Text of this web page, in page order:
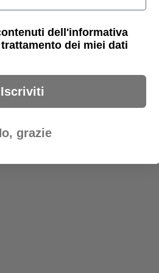
dell'informativa
dei miei dati
Iscriviti
grazie